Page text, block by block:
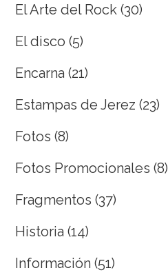
El Arte del Rock (30)
El disco (5)
Encarna (21)
Estampas de Jerez (23)
Fotos (8)
Fotos Promocionales (8)
Fragmentos (37)
Historia (14)
Información (51)